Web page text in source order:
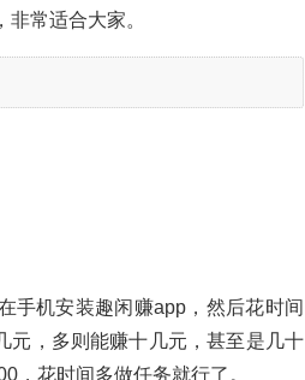
常适合大家。
手机安装趣闲赚app，然后花时间
元，多则能赚十几元，甚至是几十
，花时间多做任务就行了。